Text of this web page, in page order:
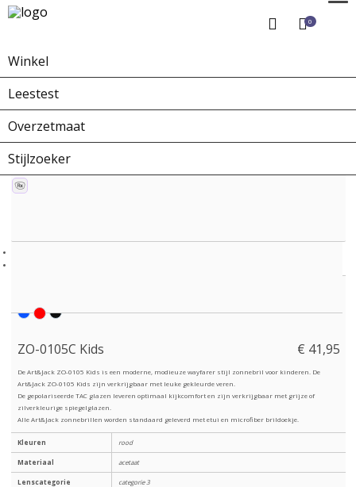
0
Winkel
Leestest
Overzetmaat
Stijlzoeker
Home Winkel
ZO-0105C Kids € 41,95
De Art&Jack ZO-0105 Kids is een moderne, modieuze wayfarer stijl zonnebril voor kinderen. De
Art&Jack ZO-0105 Kids zijn verkrijgbaar met leuke gekleurde veren.
De gepolariseerde TAC glazen leveren optimaal kijkcomfort en zijn verkrijgbaar met grijze of
zilverkleurige spiegelglazen.
Alle Art&Jack zonnebrillen worden standaard geleverd met etui en microfiber brildoekje.
Kleuren rood
Materiaal acetaat
Lenscategorie categorie 3